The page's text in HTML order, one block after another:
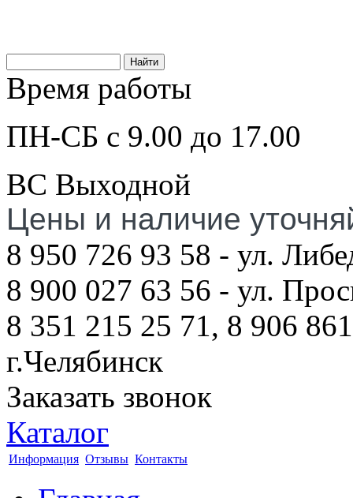
Время работы
ПН-СБ с 9.00 до 17.00
ВС Выходной
Цены и наличие
8 950 726 93 58 - ул.
8 900 027 63 56 - ул.
8 351 215 25 71, 8 906
г.Челябинск
Заказать звонок
Каталог
Информация Отзывы Контакты